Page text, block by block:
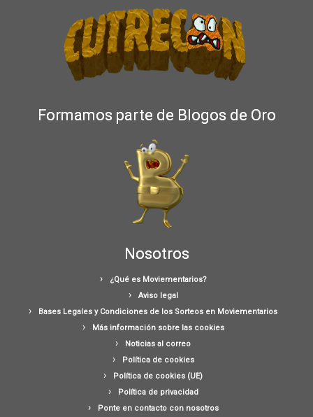
Formamos parte de Blogos de Oro
Nosotros
¿Qué es Moviementarios?
Aviso legal
Bases Legales y Condiciones de los Sorteos en Moviementarios
Más información sobre las cookies
Noticias al correo
Política de cookies
Política de cookies (UE)
Política de privacidad
Ponte en contacto con nosotros